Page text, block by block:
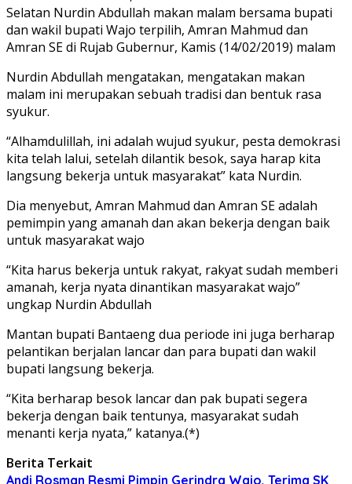
Selatan Nurdin Abdullah makan malam bersama bupati
dan wakil bupati Wajo terpilih, Amran Mahmud dan
Amran SE di Rujab Gubernur, Kamis (14/02/2019) malam
Nurdin Abdullah mengatakan, mengatakan makan
malam ini merupakan sebuah tradisi dan bentuk rasa
syukur.
“Alhamdulillah, ini adalah wujud syukur, pesta demokrasi
kita telah lalui, setelah dilantik besok, saya harap kita
langsung bekerja untuk masyarakat” kata Nurdin.
Dia menyebut, Amran Mahmud dan Amran SE adalah
pemimpin yang amanah dan akan bekerja dengan baik
untuk masyarakat wajo
“Kita harus bekerja untuk rakyat, rakyat sudah memberi
amanah, kerja nyata dinantikan masyarakat wajo”
ungkap Nurdin Abdullah
Mantan bupati Bantaeng dua periode ini juga berharap
pelantikan berjalan lancar dan para bupati dan wakil
bupati langsung bekerja.
“Kita berharap besok lancar dan pak bupati segera
bekerja dengan baik tentunya, masyarakat sudah
menanti kerja nyata,” katanya.(*)
Berita Terkait
Andi Rosman Resmi Pimpin Gerindra Wajo, Terima SK